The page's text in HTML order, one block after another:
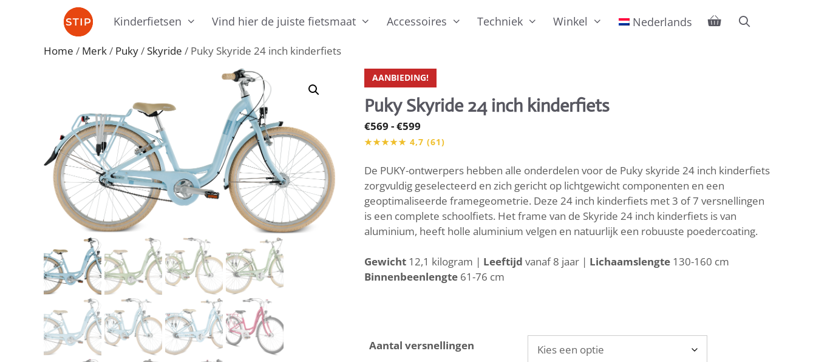
Kinderfietsen Vind hier de juiste fietsmaat Accessoires Techniek Winkel Nederlands
Home / Merk/ Puky/Skyride / Puky Skyride 24 inch kinderfiets
AANBIEDING!
Puky Skyride 24 inch kinderfiets
€569 -€599
€569
€599
De PUKY-ontwerpers hebben alle onderdelen voor de Puky skyride 24 inch kinderfiets
zorgvuldig geselecteerd en zich gericht op lichtgewicht componenten en een
geoptimaliseerde framegeometrie. Deze 24 inch kinderfiets met 3 of 7 versnellingen
is een complete schoolfiets. Het frame van de Skyride 24 inch kinderfiets is van
aluminium, heeft holle aluminium velgen en natuurlijk een robuuste poedercoating.
Gewicht 12,1 kilogram | Leeftijd vanaf 8 jaar | Lichaamslengte 130-160 cm
Binnenbeenlengte 61-76 cm
Aantal versnellingen